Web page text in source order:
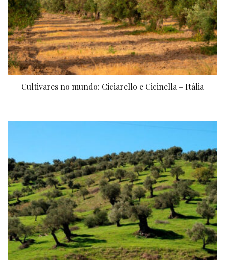
Cultivares no mundo: Ciciarello e Cicinella – Itália